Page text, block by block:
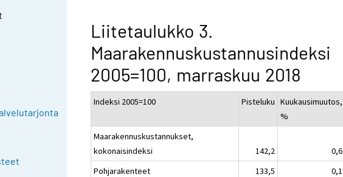
Liitetaulukko 3.
Maarakennuskustannusindeksi
2005=100, marraskuu 2018
Indeksi 2005=100 Pisteluku Kuukausimuutos,
%
Maarakennuskustannukset,
kokonaisindeksi
142,2 0,6
Pohjarakenteet
133,5 0,1